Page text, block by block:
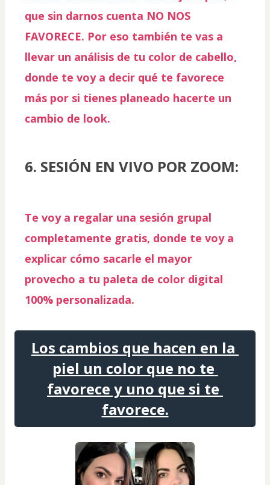
que sin darnos cuenta NO NOS
FAVORECE. Por eso también te vas a
llevar un análisis de tu color de cabello,
donde te voy a decir qué te favorece
más por si tienes planeado hacerte un
cambio de look.
6. SESIÓN EN VIVO POR ZOOM:
Te voy a regalar una sesión grupal
completamente gratis, donde te voy a
explicar cómo sacarle el mayor
provecho a tu paleta de color digital
100% personalizada.
Los cambios que hacen en la
piel un color que no te
favorece y uno que si te
favorece.